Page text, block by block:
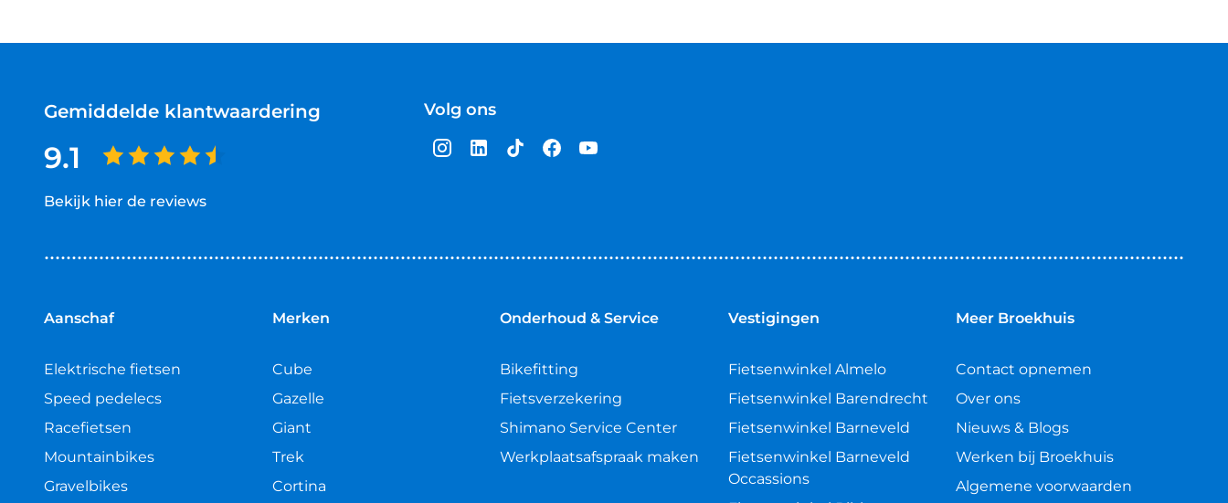
Gemiddelde klantwaardering
9.1
Bekijk hier de reviews
van
Volg ons
Aanschaf
Elektrische fietsen
Speed pedelecs
Racefietsen
Mountainbikes
Gravelbikes
Merken
Cube
Gazelle
Giant
Trek
Cortina
Onderhoud & Service
Bikefitting
Fietsverzekering
Shimano Service Center
Werkplaatsafspraak maken
Vestigingen
Fietsenwinkel Almelo
Fietsenwinkel Barendrecht
Fietsenwinkel Barneveld
Fietsenwinkel Barneveld
Occassions
Meer Broekhuis
Contact opnemen
Over ons
Nieuws & Blogs
Werken bij Broekhuis
Algemene voorwaarden